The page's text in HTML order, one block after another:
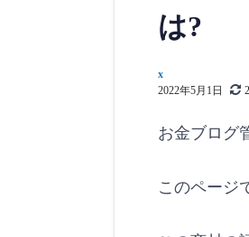
は?
x
2022年5月1日
お金ブログ
このページ